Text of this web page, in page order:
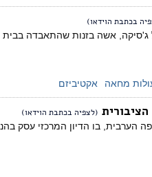
בכתבת הוידאו)
מחאה אקטיביזם
(לצפיה בכתבת הוידאו)
הערבית, בו הדיון המרכזי עסק